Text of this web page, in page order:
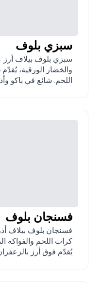
سبزي بلوف
سبزي بلوف بيلاف
والخضار الورقية،
اللحم. شائع في باكو
فسنجان بلوف
فسنجان بلوف بيلاف
كرات اللحم والفواكه
يُقدّم فوق أرز